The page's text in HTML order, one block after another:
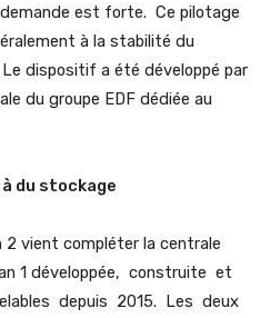
est forte. Ce pilotage
à la stabilité du
dispositif a été développé par
du groupe EDF dédiée au
du stockage
2 vient compléter la centrale
1 développée, construite et
depuis 2015. Les deux